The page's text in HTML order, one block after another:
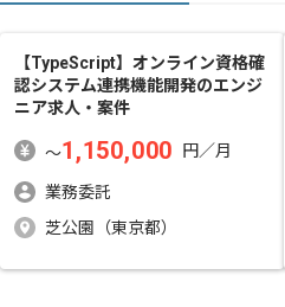
【TypeScript】オンライン資格確
認システム連携機能開発のエンジ
ニア求人・案件
〜1,150,000 円／月
業務委託
芝公園（東京都）